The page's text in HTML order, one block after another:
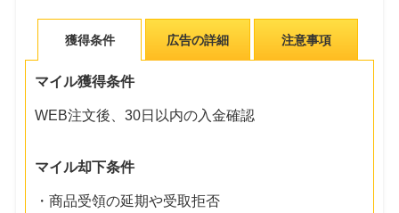
獲得条件 広告の詳細 注意事項
マイル獲得条件
WEB注文後、30日以内の入金確認
マイル却下条件
・商品受領の延期や受取拒否